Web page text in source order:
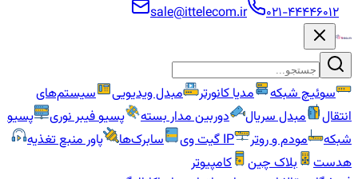
۰۲۱-۴۴۴۴۶۰۱۲
sale@ittelecom.ir
سوئیچ شبکه مدیا کانورتر مبدل ویدیویی
سیستم‌های
انتقال
مبدل سریال دوربین مدار بسته پسیو فیبر نوری
پسیو
شبکه
مودم و روتر IP گیت وی سابرک‌ها
پاور منبع تغذیه
هدست
بلاک چین
کامپیوتر